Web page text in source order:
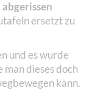
ersetzt zu
und es wurde
dieses doch
kann.